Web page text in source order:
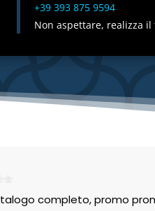
+39 393 875 9594
Non aspettare, realizza il
completo, promo